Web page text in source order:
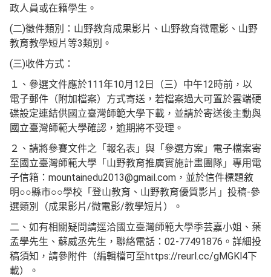
政人員或在籍學生。
(二)徵件類別：山野教育成果影片、山野教育微電影、山野
教育教學短片等3類別。
(三)收件方式：
１、參選文件應於111年10月12日（三）中午12時前，以
電子郵件（附加檔案）方式寄送，若檔案過大可置於雲端硬
碟設定連結供國立臺灣師範大學下載，並請於寄送後主動與
國立臺灣師範大學確認，逾期將不受理。
２、請將參賽文件之「報名表」與「參選方案」電子檔案寄
至國立臺灣師範大學「山野教育推廣實施計畫團隊」專用電
子信箱：mountainedu2013@gmail.com，並於信件標題敘
明○○縣市○○學校「登山教育、山野教育優質影片」投稿-參
選類別（成果影片/微電影/教學短片）。
二、如有相關疑問請逕洽國立臺灣師範大學季芸嘉小姐、葉
孟學先生、蘇威丞先生，聯絡電話：02-77491876。詳細投
稿須知，請參附件（編輯檔可至https://reurl.cc/gMGKl4下
載）。